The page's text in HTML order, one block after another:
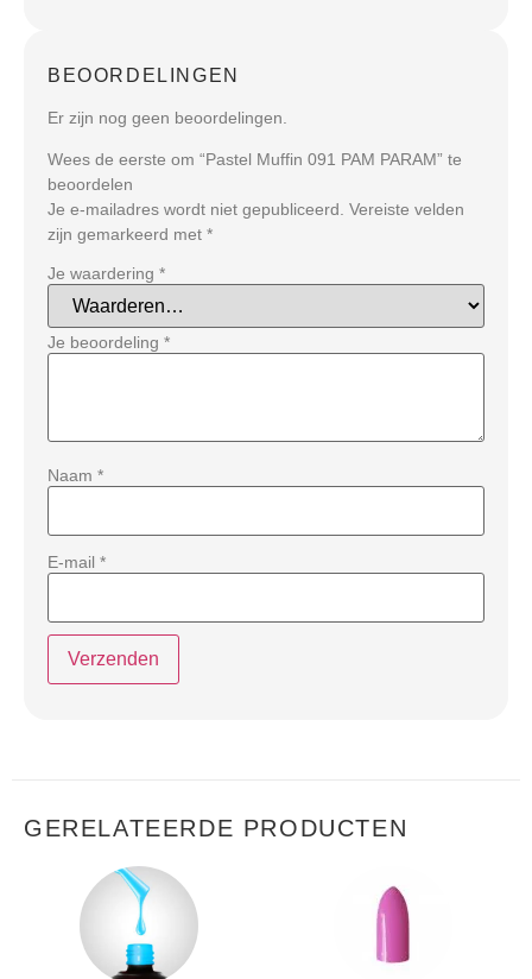
BEOORDELINGEN
Er zijn nog geen beoordelingen.
Wees de eerste om “Pastel Muffin 091 PAM PARAM” te
beoordelen
Je e-mailadres wordt niet gepubliceerd. Vereiste velden
zijn gemarkeerd met *
Je waardering *
Je beoordeling *
Naam *
E-mail *
GERELATEERDE PRODUCTEN